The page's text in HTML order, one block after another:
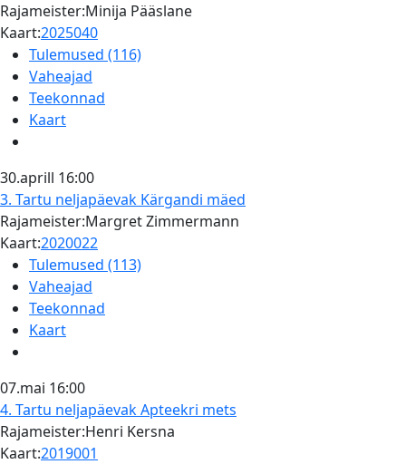
Rajameister:Minija Pääslane
Kaart:2025040
Tulemused (116)
Vaheajad
Teekonnad
Kaart
30.aprill 16:00
3. Tartu neljapäevak Kärgandi mäed
Rajameister:Margret Zimmermann
Kaart:2020022
Tulemused (113)
Vaheajad
Teekonnad
Kaart
07.mai 16:00
4. Tartu neljapäevakApteekri mets
Rajameister:Henri Kersna
Kaart:2019001